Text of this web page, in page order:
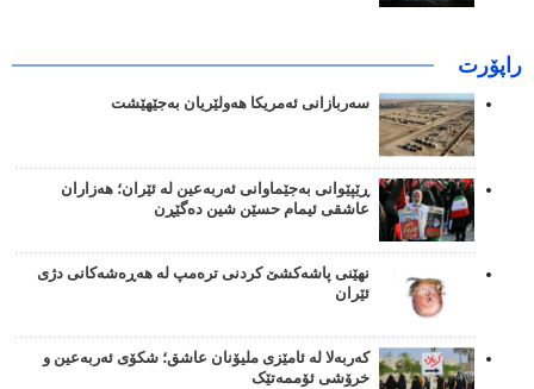
راپۆرت
سەربازانی ئەمریکا هەولێریان بەجێهێشت
ڕێپێوانی بەجێماوانی ئەربەعین لە ئێران؛ هەزاران
عاشقی ئیمام حسێن شین دەگێڕن
نهێنی پاشەکشێ کردنی ترەمپ لە هەڕەشەکانی دژی
ئێران
کەربەلا لە ئامێزی ملیۆنان عاشق؛ شکۆی ئەربەعین و
خرۆشی ئۆممەتێک